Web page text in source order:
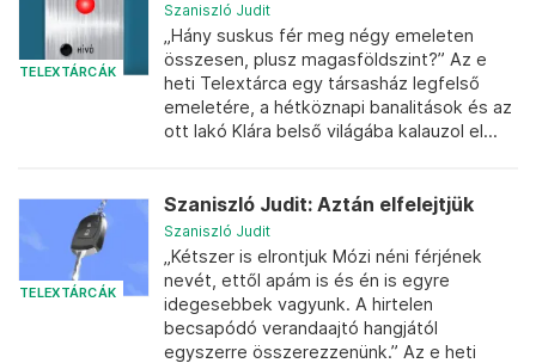
TELEXTÁRCÁK
Szaniszló Judit
„Hány suskus fér meg négy emeleten
összesen, plusz magasföldszint?” Az e
heti Telextárca egy társasház legfelső
emeletére, a hétköznapi banalitások és az
ott lakó Klára belső világába kalauzol el...
TELEXTÁRCÁK
Szaniszló Judit: Aztán elfelejtjük
Szaniszló Judit
„Kétszer is elrontjuk Mózi néni férjének
nevét, ettől apám is és én is egyre
idegesebbek vagyunk. A hirtelen
becsapódó verandaajtó hangjától
egyszerre összerezzenünk.” Az e heti